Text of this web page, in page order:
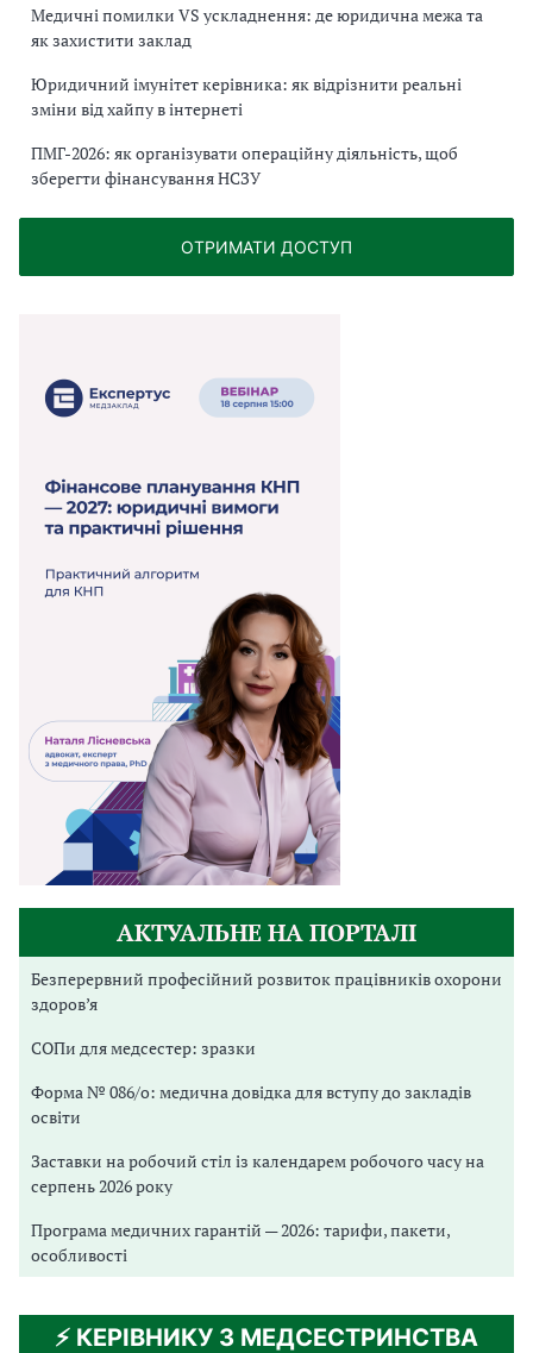
Медичні помилки VS ускладнення: де юридична межа та
як захистити заклад
Юридичний імунітет керівника: як відрізнити реальні
зміни від хайпу в інтернеті
ПМГ-2026: як організувати операційну діяльність, щоб
зберегти фінансування НСЗУ
ОТРИМАТИ ДОСТУП
АКТУАЛЬНЕ НА ПОРТАЛІ
Безперервний професійний розвиток працівників охорони
здоров’я
СОПи для медсестер: зразки
Форма № 086/о: медична довідка для вступу до закладів
освіти
Заставки на робочий стіл із календарем робочого часу на
серпень 2026 року
Програма медичних гарантій — 2026: тарифи, пакети,
особливості
⚡️ КЕРІВНИКУ З МЕДСЕСТРИНСТВА